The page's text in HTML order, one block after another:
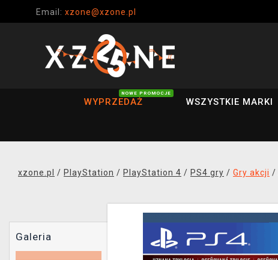
Email: xzone@xzone.pl
WYPRZEDAŻ
NOWE PROMOCJE
WSZYSTKIE MARKI
xzone.pl / PlayStation / PlayStation 4 / PS4 gry / Gry akcji /
Galeria